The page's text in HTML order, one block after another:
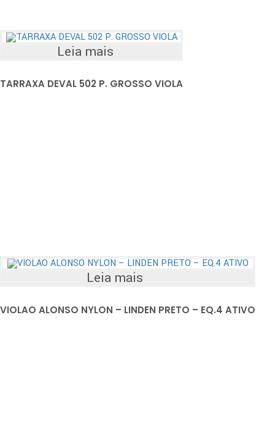
Leia mais
TARRAXA DEVAL 502 P. GROSSO VIOLA
Leia mais
VIOLAO ALONSO NYLON – LINDEN PRETO – EQ.4 ATIVO